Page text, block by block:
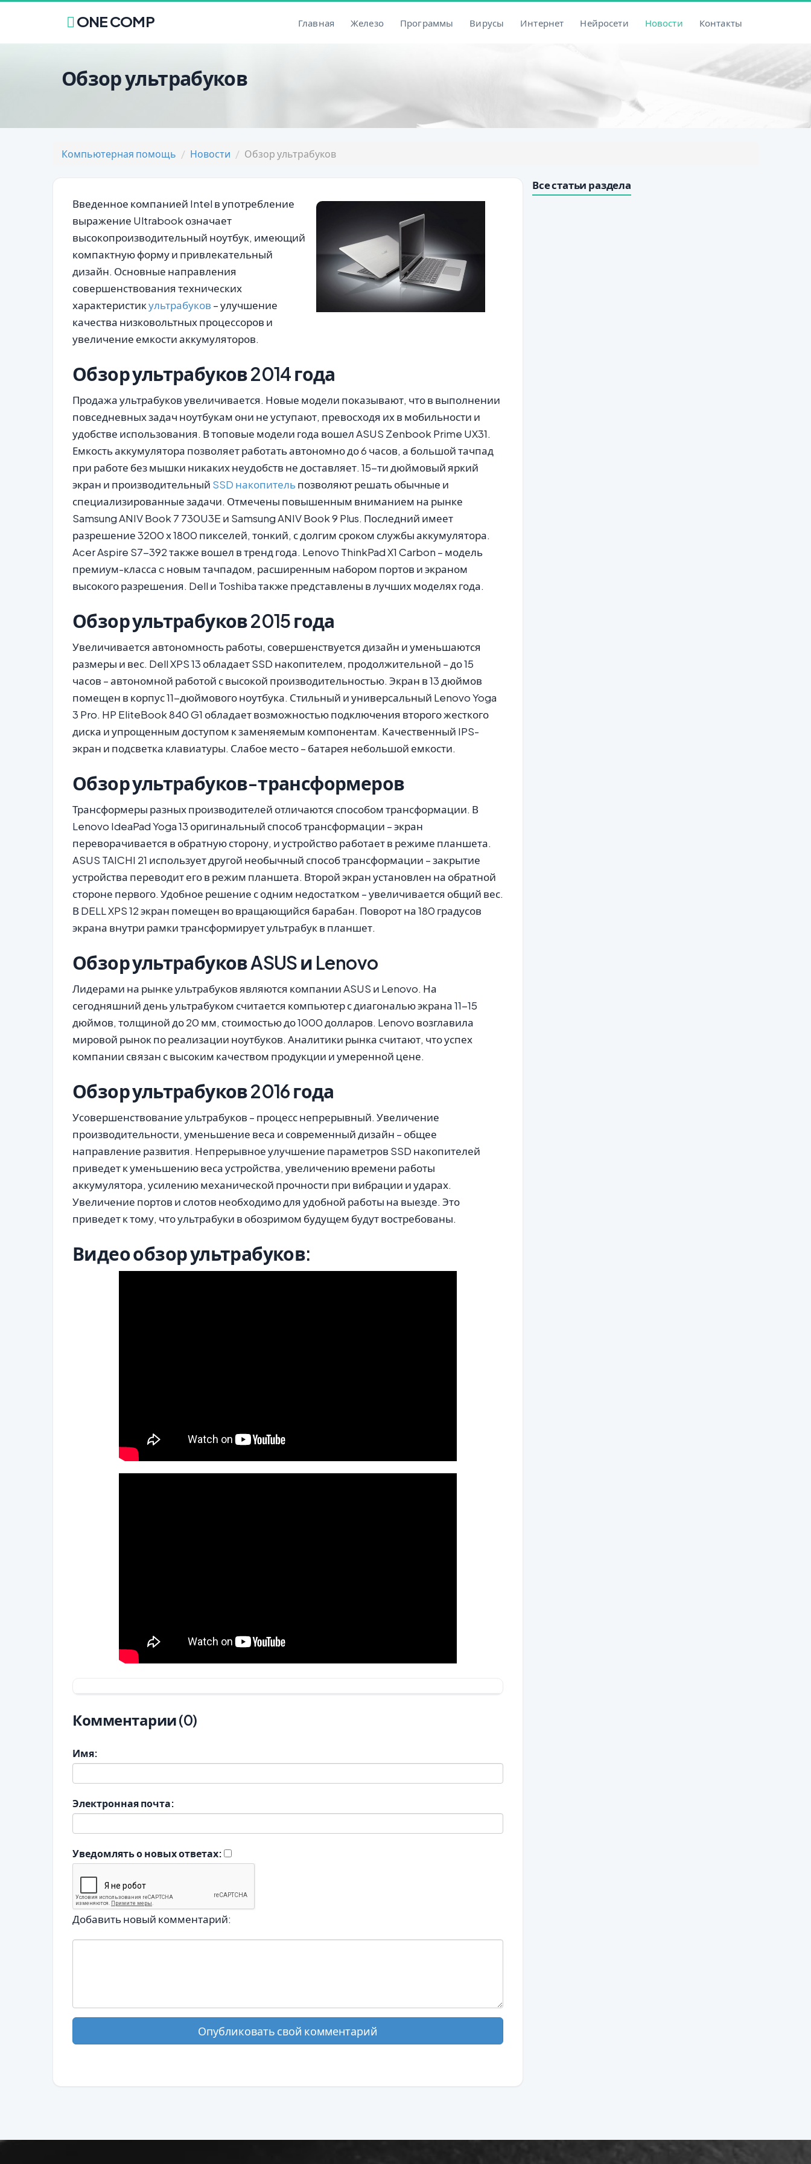
ONE COMP Главная Железо Программы Вирусы Интернет Нейросети Новости Контакты
Обзор ультрабуков
Компьютерная помощь Новости Обзор ультрабуков
Введенное компанией Intel в употребление
выражение Ultrabook означает
высокопроизводительный ноутбук, имеющий
компактную форму и привлекательный
дизайн. Основные направления
совершенствования технических
характеристикультрабуков – улучшение
качества низковольтных процессоров и
увеличение емкости аккумуляторов.
Обзор ультрабуков 2014 года
Продажа ультрабуков увеличивается. Новые модели показывают, что в выполнении
повседневных задач ноутбукам они не уступают, превосходя их в мобильности и
удобстве использования. В топовые модели года вошел ASUS Zenbook Prime UX31.
Емкость аккумулятора позволяет работать автономно до 6 часов, а большой тачпад
при работе без мышки никаких неудобств не доставляет. 15-ти дюймовый яркий
экран и производительный SSD накопительпозволяют решать обычные и
специализированные задачи. Отмечены повышенным вниманием на рынке
Samsung ANIV Book 7 730U3E и Samsung ANIV Book 9 Plus. Последний имеет
разрешение 3200 х 1800 пикселей, тонкий, с долгим сроком службы аккумулятора.
Acer Aspire S7-392 также вошел в тренд года. Lenovo ThinkPad X1 Carbon – модель
премиум-класса c новым тачпадом, расширенным набором портов и экраном
высокого разрешения. Dell и Toshiba также представлены в лучших моделях года.
Обзор ультрабуков 2015 года
Увеличивается автономность работы, совершенствуется дизайн и уменьшаются
размеры и вес. Dell XPS 13 обладает SSD накопителем, продолжительной – до 15
часов – автономной работой с высокой производительностью. Экран в 13 дюймов
помещен в корпус 11-дюймового ноутбука. Стильный и универсальный Lenovo Yoga
3 Pro. HP EliteBook 840 G1 обладает возможностью подключения второго жесткого
диска и упрощенным доступом к заменяемым компонентам. Качественный IPS-
экран и подсветка клавиатуры. Слабое место – батарея небольшой емкости.
Обзор ультрабуков-трансформеров
Трансформеры разных производителей отличаются способом трансформации. В
Lenovo IdeaPad Yoga 13 оригинальный способ трансформации – экран
переворачивается в обратную сторону, и устройство работает в режиме планшета.
ASUS TAICHI 21 использует другой необычный способ трансформации – закрытие
устройства переводит его в режим планшета. Второй экран установлен на обратной
стороне первого. Удобное решение с одним недостатком – увеличивается общий вес.
В DELL XPS 12 экран помещен во вращающийся барабан. Поворот на 180 градусов
экрана внутри рамки трансформирует ультрабук в планшет.
Обзор ультрабуков ASUS и Lenovo
Лидерами на рынке ультрабуков являются компании ASUS и Lenovo. На
сегодняшний день ультрабуком считается компьютер с диагональю экрана 11-15
дюймов, толщиной до 20 мм, стоимостью до 1000 долларов. Lenovo возглавила
мировой рынок по реализации ноутбуков. Аналитики рынка считают, что успех
компании связан с высоким качеством продукции и умеренной цене.
Обзор ультрабуков 2016 года
Усовершенствование ультрабуков – процесс непрерывный. Увеличение
производительности, уменьшение веса и современный дизайн – общее
направление развития. Непрерывное улучшение параметров SSD накопителей
приведет к уменьшению веса устройства, увеличению времени работы
аккумулятора, усилению механической прочности при вибрации и ударах.
Увеличение портов и слотов необходимо для удобной работы на выезде. Это
приведет к тому, что ультрабуки в обозримом будущем будут востребованы.
Видео обзор ультрабуков:
Комментарии (0)
Имя:
Электронная почта:
Уведомлять о новых ответах:
Добавить новый комментарий:
Опубликовать свой комментарий
Все статьи раздела